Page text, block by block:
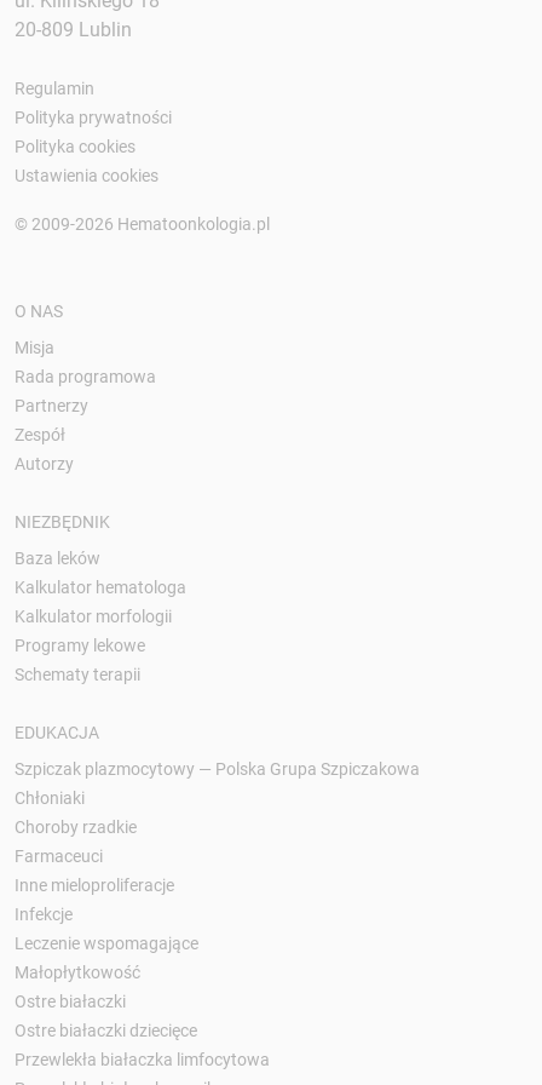
20-809 Lublin
Regulamin
Polityka prywatności
Polityka cookies
Ustawienia cookies
© 2009-2026 Hematoonkologia.pl
O NAS
Misja
Rada programowa
Partnerzy
Zespół
Autorzy
NIEZBĘDNIK
Baza leków
Kalkulator hematologa
Kalkulator morfologii
Programy lekowe
Schematy terapii
EDUKACJA
Szpiczak plazmocytowy — Polska Grupa Szpiczakowa
Chłoniaki
Choroby rzadkie
Farmaceuci
Inne mieloproliferacje
Infekcje
Leczenie wspomagające
Małopłytkowość
Ostre białaczki
Ostre białaczki dziecięce
Przewlekła białaczka limfocytowa